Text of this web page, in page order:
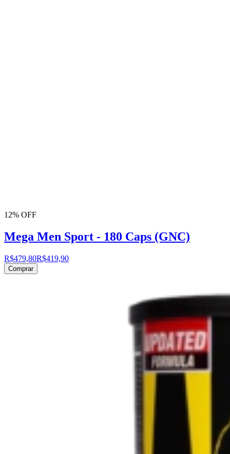
12% OFF
Mega Men Sport - 180 Caps (GNC)
R$479,80R$419,90
Comprar